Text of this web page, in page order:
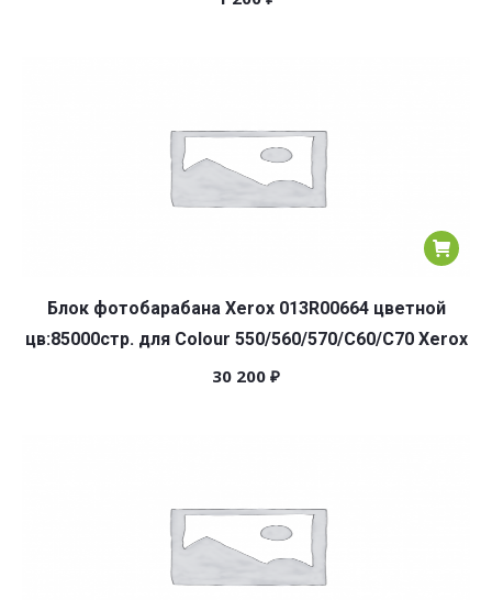
Блок фотобарабана Xerox 013R00664 цветной
цв:85000стр. для Colour 550/560/570/C60/C70 Xerox
30 200 ₽